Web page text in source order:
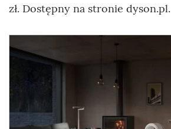
zł. Dostępny na stronie dyson.pl.